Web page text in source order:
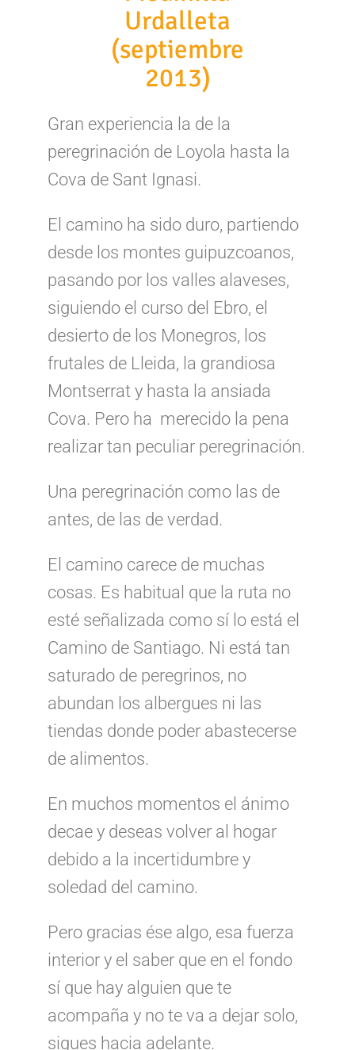
Urdalleta
(septiembre
2013)
Gran experiencia la de la
peregrinación de Loyola hasta la
Cova de Sant Ignasi.
El camino ha sido duro, partiendo
desde los montes guipuzcoanos,
pasando por los valles alaveses,
siguiendo el curso del Ebro, el
desierto de los Monegros, los
frutales de Lleida, la grandiosa
Montserrat y hasta la ansiada
Cova. Pero ha merecido la pena
realizar tan peculiar peregrinación.
Una peregrinación como las de
antes, de las de verdad.
El camino carece de muchas
cosas. Es habitual que la ruta no
esté señalizada como sí lo está el
Camino de Santiago. Ni está tan
saturado de peregrinos, no
abundan los albergues ni las
tiendas donde poder abastecerse
de alimentos.
En muchos momentos el ánimo
decae y deseas volver al hogar
debido a la incertidumbre y
soledad del camino.
Pero gracias ése algo, esa fuerza
interior y el saber que en el fondo
sí que hay alguien que te
acompaña y no te va a dejar solo,
sigues hacia adelante.